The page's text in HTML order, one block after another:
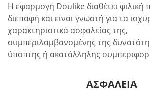
Η εφαρμογή Doulike διαθέτει φιλική
διεπαφή και είναι γνωστή για τα
χαρακτηριστικά ασφαλείας της,
συμπεριλαμβανομένης της
ύποπτης ή ακατάλληλης
ΑΣΦΆΛΕΙΑ